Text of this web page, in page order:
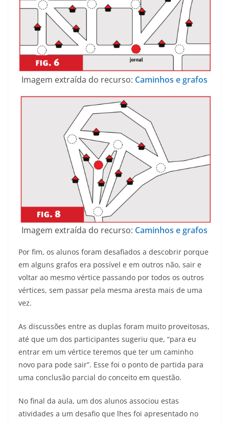
Imagem extraída do recurso: Caminhos e grafos
Imagem extraída do recurso: Caminhos e grafos
Por fim, os alunos foram desafiados a descobrir porque
em alguns grafos era possível e em outros não, sair e
voltar ao mesmo vértice passando por todos os outros
vértices, sem passar pela mesma aresta mais de uma
vez.
As discussões entre as duplas foram muito proveitosas,
até que um dos participantes sugeriu que, “para eu
entrar em um vértice teremos que ter um caminho
novo para pode sair”. Esse foi o ponto de partida para
uma conclusão parcial do conceito em questão.
No final da aula, um dos alunos associou estas
atividades a um desafio que lhes foi apresentado no